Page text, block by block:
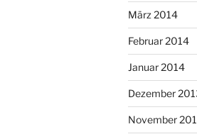
März 2014
Februar 2014
Januar 2014
Dezember
November